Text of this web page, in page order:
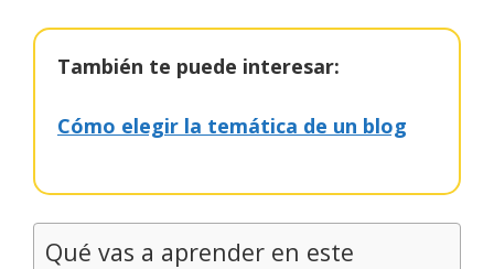
También te puede interesar:
Cómo elegir la temática de un blog
Qué vas a aprender en este